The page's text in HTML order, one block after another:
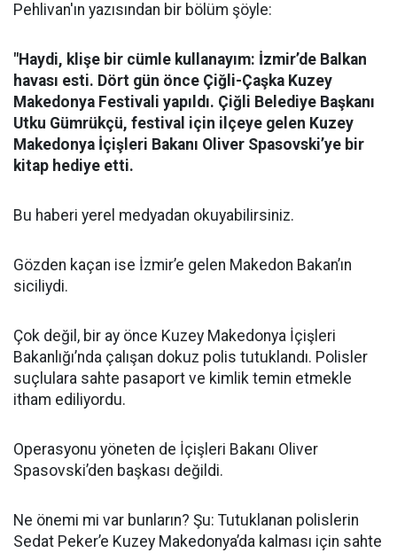
Pehlivan'ın yazısından bir bölüm şöyle:
"Haydi, klişe bir cümle kullanayım: İzmir’de Balkan
havası esti. Dört gün önce Çiğli-Çaşka Kuzey
Makedonya Festivali yapıldı. Çiğli Belediye Başkanı
Utku Gümrükçü, festival için ilçeye gelen Kuzey
Makedonya İçişleri Bakanı Oliver Spasovski’ye bir
kitap hediye etti.
Bu haberi yerel medyadan okuyabilirsiniz.
Gözden kaçan ise İzmir’e gelen Makedon Bakan’ın
siciliydi.
Çok değil, bir ay önce Kuzey Makedonya İçişleri
Bakanlığı’nda çalışan dokuz polis tutuklandı. Polisler
suçlulara sahte pasaport ve kimlik temin etmekle
itham ediliyordu.
Operasyonu yöneten de İçişleri Bakanı Oliver
Spasovski’den başkası değildi.
Ne önemi mi var bunların? Şu: Tutuklanan polislerin
Sedat Peker’e Kuzey Makedonya’da kalması için sahte